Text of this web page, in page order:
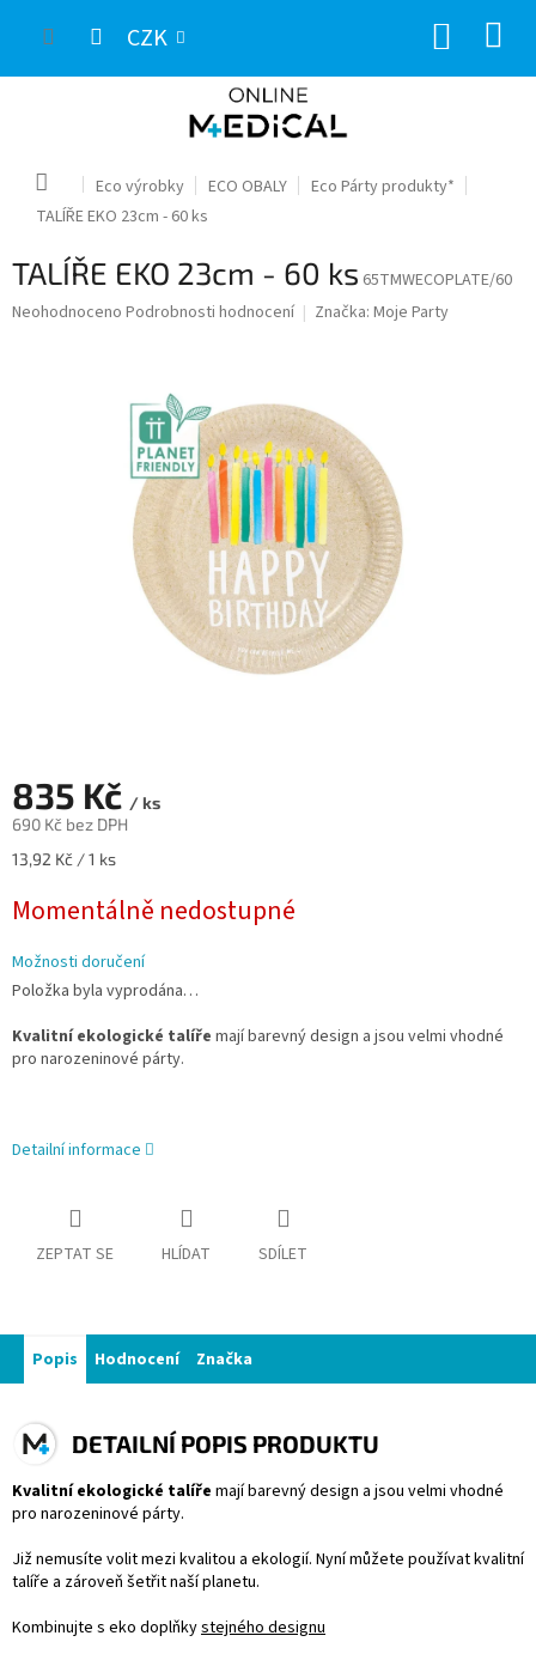
CZK
Domů Eco výrobky ECO OBALY
Eco Párty produkty*
TALÍŘE EKO 23cm - 60 ks
TALÍŘE EKO 23cm - 60 ks 65TMWECOPLATE/60
Průměrné
Neohodnoceno Podrobnosti hodnocení Značka: Moje Party
835 Kč / ks
690 Kč bez DPH
Měrná
13,92 Kč / 1 ks
Momentálně nedostupné
Možnosti doručení
Položka byla vyprodána…
Kvalitní ekologické talíře mají barevný design a jsou velmi vhodné
pro narozeninové párty.
Detailní informace
ZEPTAT SE HLÍDAT SDÍLET
Popis Hodnocení Značka
DETAILNÍ POPIS PRODUKTU
Kvalitní ekologické talíře mají barevný design a jsou velmi vhodné
pro narozeninové párty.
Již nemusíte volit mezi kvalitou a ekologií. Nyní můžete používat kvalitní
talíře a zároveň šetřit naší planetu.
Kombinujte s eko doplňkystejného designu